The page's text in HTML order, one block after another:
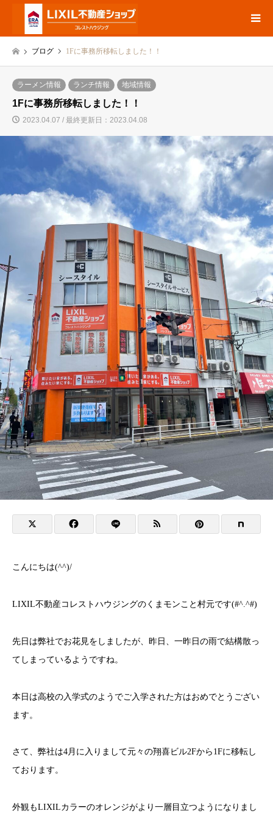
ブログ 1Fに事務所移転しました！！
ラーメン情報 ランチ情報 地域情報
1Fに事務所移転しました！！
2023.04.07 / 最終更新日：2023.04.08
こんにちは(^^)/
LIXIL不動産コレストハウジングのくまモンこと村元です(#^.^#)
先日は弊社でお花見をしましたが、昨日、一昨日の雨で結構散っ
てしまっているようですね。
本日は高校の入学式のようでご入学された方はおめでとうござい
ます。
さて、弊社は4月に入りまして元々の翔喜ビル2Fから1Fに移転し
ております。
外観もLIXILカラーのオレンジがより一層目立つようになりまし